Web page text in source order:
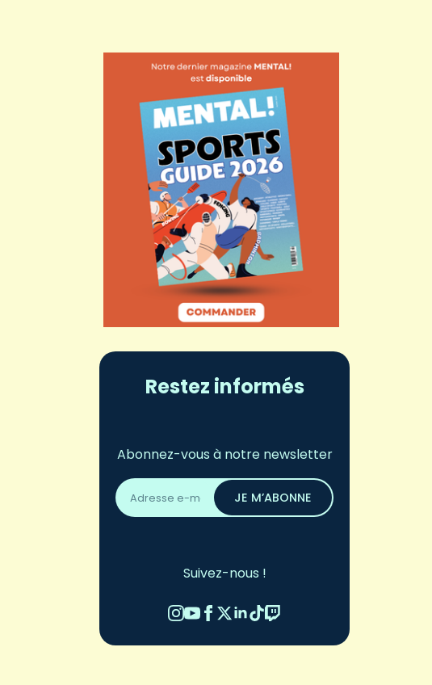
Restez informés
Abonnez-vous à notre newsletter
Adresse
email
*
JE M’ABONNE
Suivez-nous !